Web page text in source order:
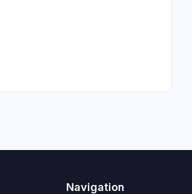
Navigation